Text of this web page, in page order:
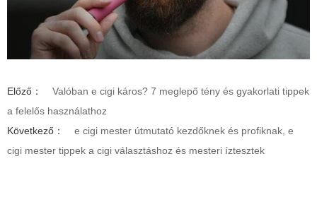
Előző：
Valóban e cigi káros? 7 meglepő tény és gyakorlati tippek
a felelős használathoz
Következő：
e cigi mester útmutató kezdőknek és profiknak, e
cigi mester tippek a cigi választáshoz és mesteri íztesztek